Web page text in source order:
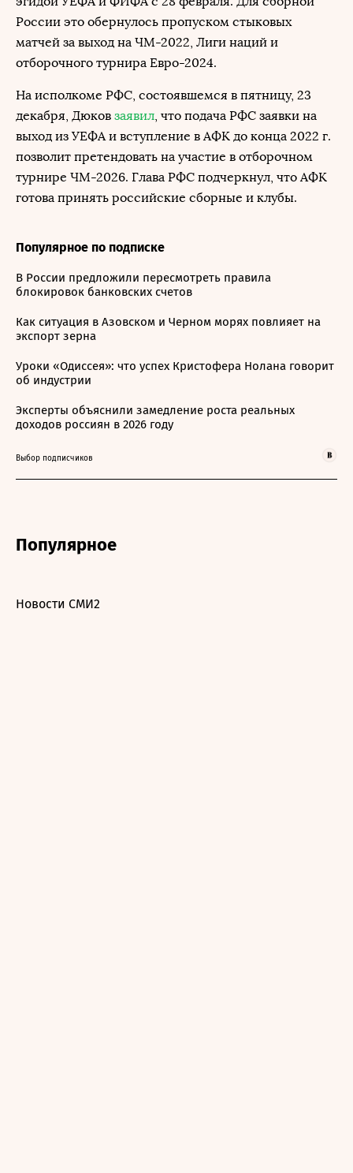
России это обернулось пропуском стыковых
матчей за выход на ЧМ-2022, Лиги наций и
отборочного турнира Евро-2024.
На исполкоме РФС, состоявшемся в пятницу, 23
декабря, Дюков заявил, что подача РФС заявки на
выход из УЕФА и вступление в АФК до конца 2022 г.
позволит претендовать на участие в отборочном
турнире ЧМ-2026. Глава РФС подчеркнул, что АФК
готова принять российские сборные и клубы.
Популярное по подписке
В России предложили пересмотреть правила
блокировок банковских счетов
Как ситуация в Азовском и Черном морях повлияет на
экспорт зерна
Уроки «Одиссея»: что успех Кристофера Нолана говорит
об индустрии
Эксперты объяснили замедление роста реальных
доходов россиян в 2026 году
Выбор подписчиков
Популярное
Новости СМИ2